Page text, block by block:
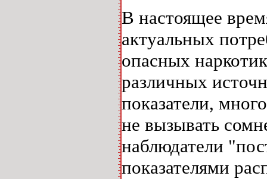
В настоящее
актуальных
опасных
различных
показатели,
не вызывать
наблюдатели
показателями